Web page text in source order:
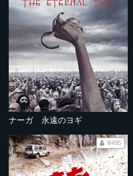
ナーガ 永遠のヨギ
¥495